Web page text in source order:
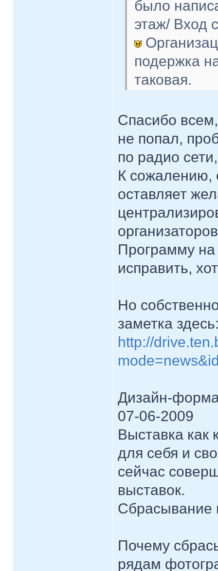
было
этаж/ Вход
подержка
таковая.
Спасибо
не попал,
по радио
К сожалению,
оставляет
Программу
исправить,
Но
заметка
http://
Дизайн-
07-06-2009
Выставка как
для себя и
сейчас
выставок.
Сбрасывание
Почему
рядам